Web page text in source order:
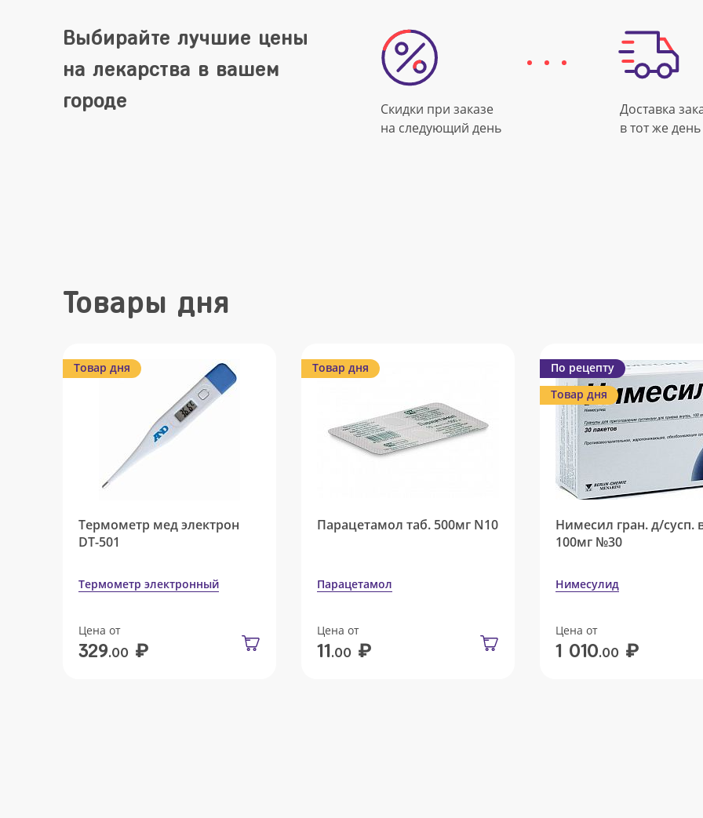
Выбирайте лучшие цены
на лекарства в вашем
городе
Скидки при заказе
на следующий день
Доставка
в тот же день
Товары дня
Товар дня
Термометр мед электрон
DT-501
Термометр электронный
Цена от
329.00 ₽
Товар дня
Парацетамол таб. 500мг N10
Парацетамол
Цена от
11.00 ₽
По рецепту
Товар дня
Нимесил гран. д/сусп.
100мг №30
Нимесулид
Цена от
1 010.00 ₽